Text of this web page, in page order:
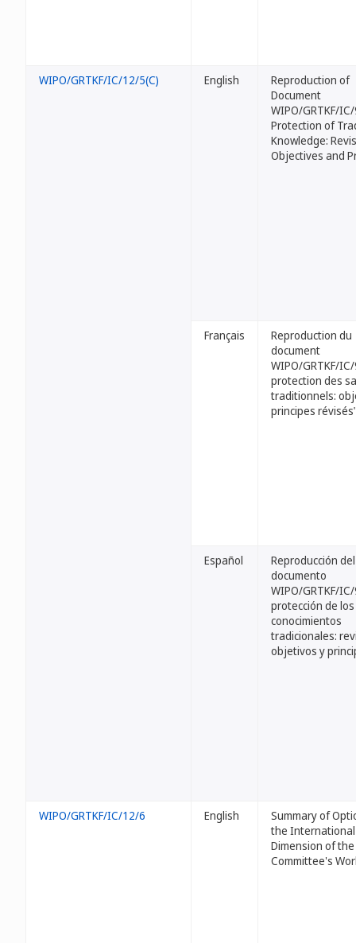
WIPO/GRTKF/IC/12/5(C) English
Reproduction of
Document
WIPO/GRTKF/
Protection of
Knowledge:
Objectives and
Français
Reproduction du
document
WIPO/GRTKF/
protection des
traditionnels:
principes
Español
Reproducción del
documento
WIPO/GRTKF/
protección de los
conocimientos
tradicionales:
objetivos y
WIPO/GRTKF/IC/12/6 English
Summary of
the International
Dimension of the
Committee's